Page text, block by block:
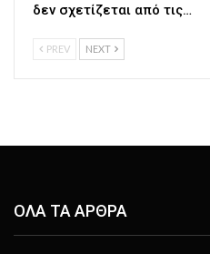
δεν σχετίζεται από τις…
PREV NEXT
ΟΛΑ ΤΑ ΑΡΘΡΑ